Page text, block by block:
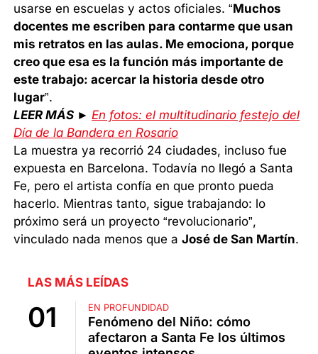
usarse en escuelas y actos oficiales. “Muchos
docentes me escriben para contarme que usan
mis retratos en las aulas. Me emociona, porque
creo que esa es la función más importante de
este trabajo: acercar la historia desde otro
lugar”.
LEER MÁS ►En fotos: el multitudinario festejo del
Día de la Bandera en Rosario
La muestra ya recorrió 24 ciudades, incluso fue
expuesta en Barcelona. Todavía no llegó a Santa
Fe, pero el artista confía en que pronto pueda
hacerlo. Mientras tanto, sigue trabajando: lo
próximo será un proyecto “revolucionario”,
vinculado nada menos que aJosé de San Martín.
LAS MÁS LEÍDAS
EN PROFUNDIDAD
Fenómeno del Niño: cómo
afectaron a Santa Fe los últimos